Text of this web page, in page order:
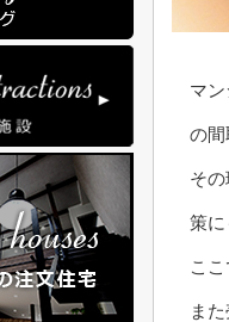
マ
の間
そ
策に
こ
ま